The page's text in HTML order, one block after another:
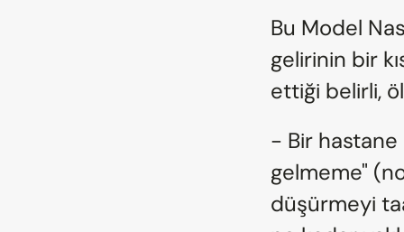
Bu Model
gelirinin bir
ettiği belirli,
- Bir hastane
gelmeme"
düşürmeyi